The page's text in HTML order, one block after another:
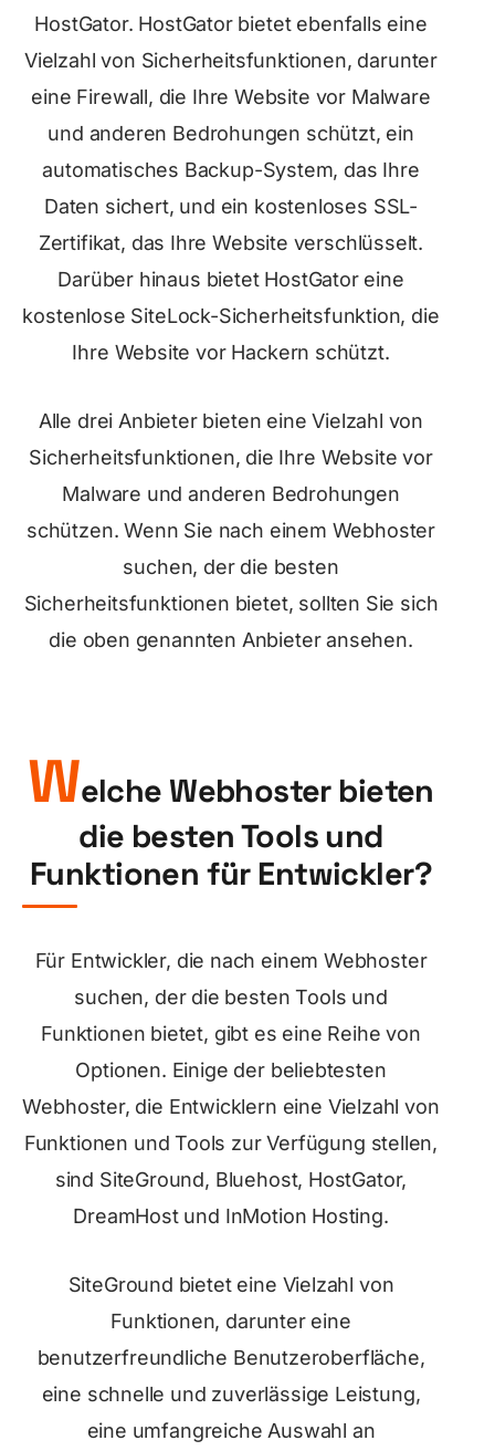
HostGator. HostGator bietet ebenfalls eine
Vielzahl von Sicherheitsfunktionen, darunter
eine Firewall, die Ihre Website vor Malware
und anderen Bedrohungen schützt, ein
automatisches Backup-System, das Ihre
Daten sichert, und ein kostenloses SSL-
Zertifikat, das Ihre Website verschlüsselt.
Darüber hinaus bietet HostGator eine
kostenlose SiteLock-Sicherheitsfunktion, die
Ihre Website vor Hackern schützt.
Alle drei Anbieter bieten eine Vielzahl von
Sicherheitsfunktionen, die Ihre Website vor
Malware und anderen Bedrohungen
schützen. Wenn Sie nach einem Webhoster
suchen, der die besten
Sicherheitsfunktionen bietet, sollten Sie sich
die oben genannten Anbieter ansehen.
Welche Webhoster bieten
die besten Tools und
Funktionen für Entwickler?
Für Entwickler, die nach einem Webhoster
suchen, der die besten Tools und
Funktionen bietet, gibt es eine Reihe von
Optionen. Einige der beliebtesten
Webhoster, die Entwicklern eine Vielzahl von
Funktionen und Tools zur Verfügung stellen,
sind SiteGround, Bluehost, HostGator,
DreamHost und InMotion Hosting.
SiteGround bietet eine Vielzahl von
Funktionen, darunter eine
benutzerfreundliche Benutzeroberfläche,
eine schnelle und zuverlässige Leistung,
eine umfangreiche Auswahl an